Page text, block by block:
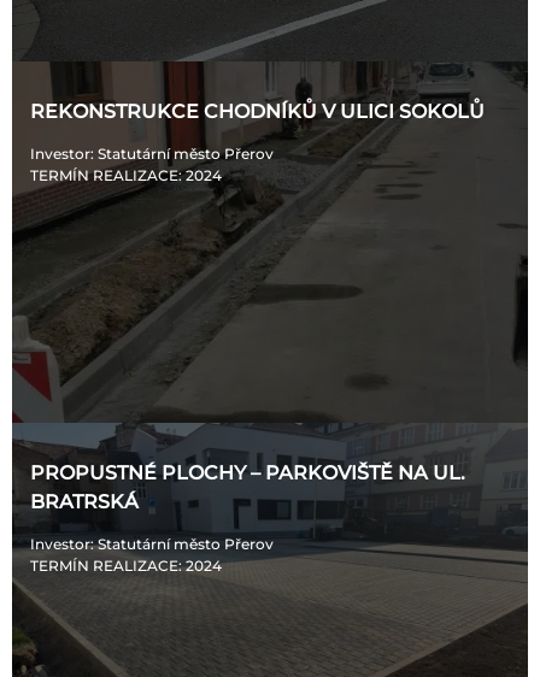
REKONSTRUKCE CHODNÍKŮ V ULICI SOKOLŮ
Investor: Statutární město Přerov
TERMÍN REALIZACE: 2024
PROPUSTNÉ PLOCHY – PARKOVIŠTĚ NA UL.
BRATRSKÁ
Investor: Statutární město Přerov
TERMÍN REALIZACE: 2024